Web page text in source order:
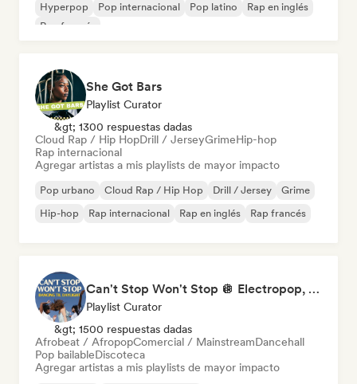
Hyperpop
Pop internacional Pop latino
Rap en inglés
Rap francés
She Got Bars
Playlist Curator
&gt; 1300 respuestas dadas
Cloud Rap / Hip HopDrill / JerseyGrimeHip-hop
Rap internacional
Agregar artistas a mis playlists de mayor impacto
Pop urbano Cloud Rap / Hip Hop Drill / Jersey
Grime
Hip-hop
Rap internacional Rap en inglés Rap francés
Can't Stop Won't Stop 🪩 Electropop, Dance-Pop & Nu Disco
Playlist Curator
&gt; 1500 respuestas dadas
Afrobeat / AfropopComercial / MainstreamDancehall
Pop bailableDiscoteca
Agregar artistas a mis playlists de mayor impacto